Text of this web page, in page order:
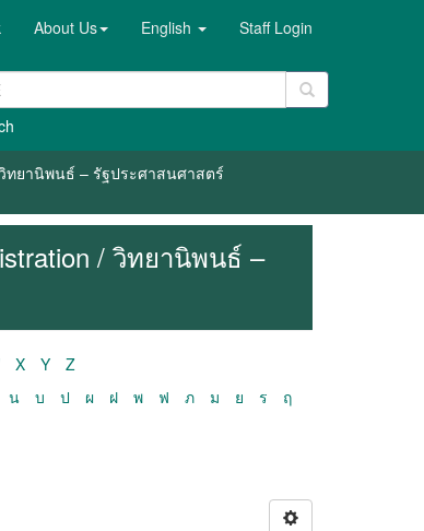
About Us English Staff Login
ทยานิพนธ์ – รัฐประศาสนศาสตร์
/ วิทยานิพนธ์ –
X Y
Z
น บ ป ผ ฝ พ ฟ ภ ม ย ร
ฤ